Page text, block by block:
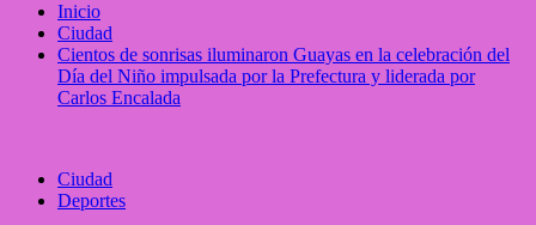
Inicio
Ciudad
Cientos de sonrisas iluminaron Guayas en la celebración del
Día del Niño impulsada por la Prefectura y liderada por
Carlos Encalada
Ciudad
Deportes